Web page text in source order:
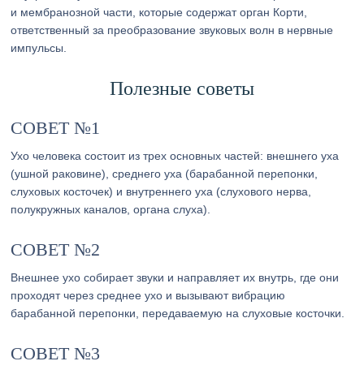
и мембранозной части, которые содержат орган Корти,
ответственный за преобразование звуковых волн в нервные
импульсы.
Полезные советы
СОВЕТ №1
Ухо человека состоит из трех основных частей: внешнего уха
(ушной раковине), среднего уха (барабанной перепонки,
слуховых косточек) и внутреннего уха (слухового нерва,
полукружных каналов, органа слуха).
СОВЕТ №2
Внешнее ухо собирает звуки и направляет их внутрь, где они
проходят через среднее ухо и вызывают вибрацию
барабанной перепонки, передаваемую на слуховые косточки.
СОВЕТ №3